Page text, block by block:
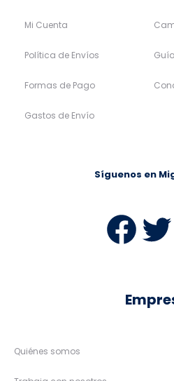
Mi Cuenta
Política de Envíos
Formas de Pago
Gastos de Envío
Síguenos en
Quiénes somos